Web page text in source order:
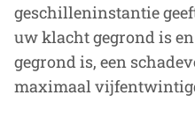
geschilleninstantie
uw klacht gegrond is
gegrond is, een
maximaal